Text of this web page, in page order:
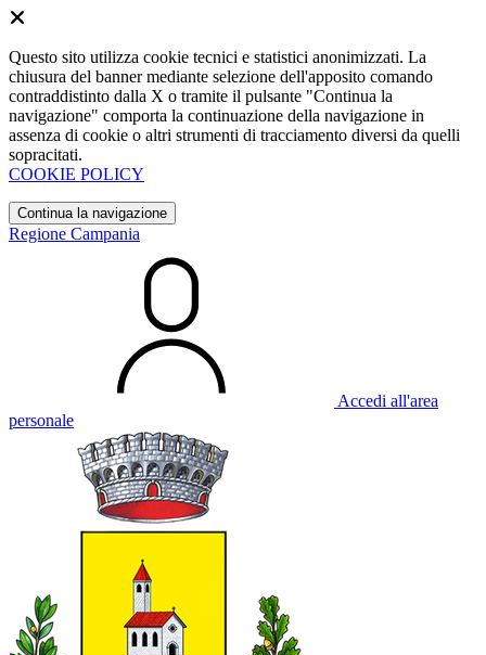
Questo sito utilizza cookie tecnici e statistici anonimizzati. La
chiusura del banner mediante selezione dell'apposito comando
contraddistinto dalla X o tramite il pulsante "Continua la
navigazione" comporta la continuazione della navigazione in
assenza di cookie o altri strumenti di tracciamento diversi da quelli
sopracitati.
COOKIE POLICY
Continua la navigazione
Regione Campania
Accedi all'area
personale